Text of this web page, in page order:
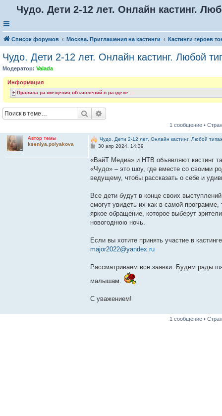
Чудо. Дети 2-12 лет. Онлайн кастинг.
Список форумов Москва. Приглашения на кастинги Кастинги героев
Чудо. Дети 2-12 лет. Онлайн кастинг. Любой
Модератор: Valada
Информация
Правила размещения объявлений в разделе
Поиск
1 сообщение •
Автор темы
kseniya.polyakova
Чудо. Дети 2-12 лет. Онлайн кастинг. Любой
С
о
б
щ
н
30 апр 2024, 14:39
«ВайТ Медиа» и НТВ объявляют кастинг
«Чудо» – это шоу, где вместе со своими
ведущему, чтобы рассказать о себе и
Все дети будут в конце своих
смогут увидеть их как в самой
яркое обращение, которое выберут
новогоднюю ночь.
Если вы хотите принять участие в
major2022@yandex.ru
Рассматриваем все заявки. Будем рады
малышам.
С уважением!
1 сообщение •